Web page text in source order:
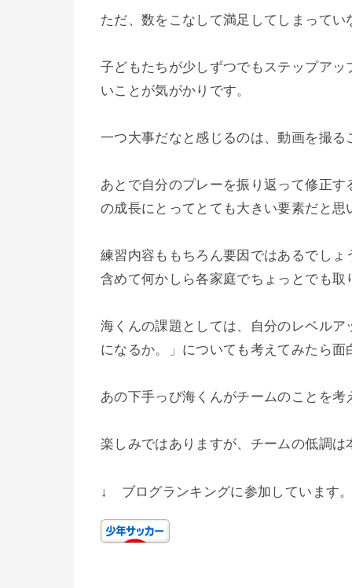
ただ、数をこなして満足してしまってい
子どもたちが少しずつでもステップア
いことが気がかりです。
一つ大事だなと感じるのは、動画を撮る
あとで自分のプレーを振り返って修正
の成長にとってとても大きい要素だと思
練習内容ももちろん要因ではあるでし
含めて何かしら各家庭でちょっとでも取
海くんの課題としては、自分のレベル
になるか。」についても考えてみたら
あの下手っぴ海くんがチームのことを
楽しみではありますが、チームの低調は
↓ ブログランキングに参加しています